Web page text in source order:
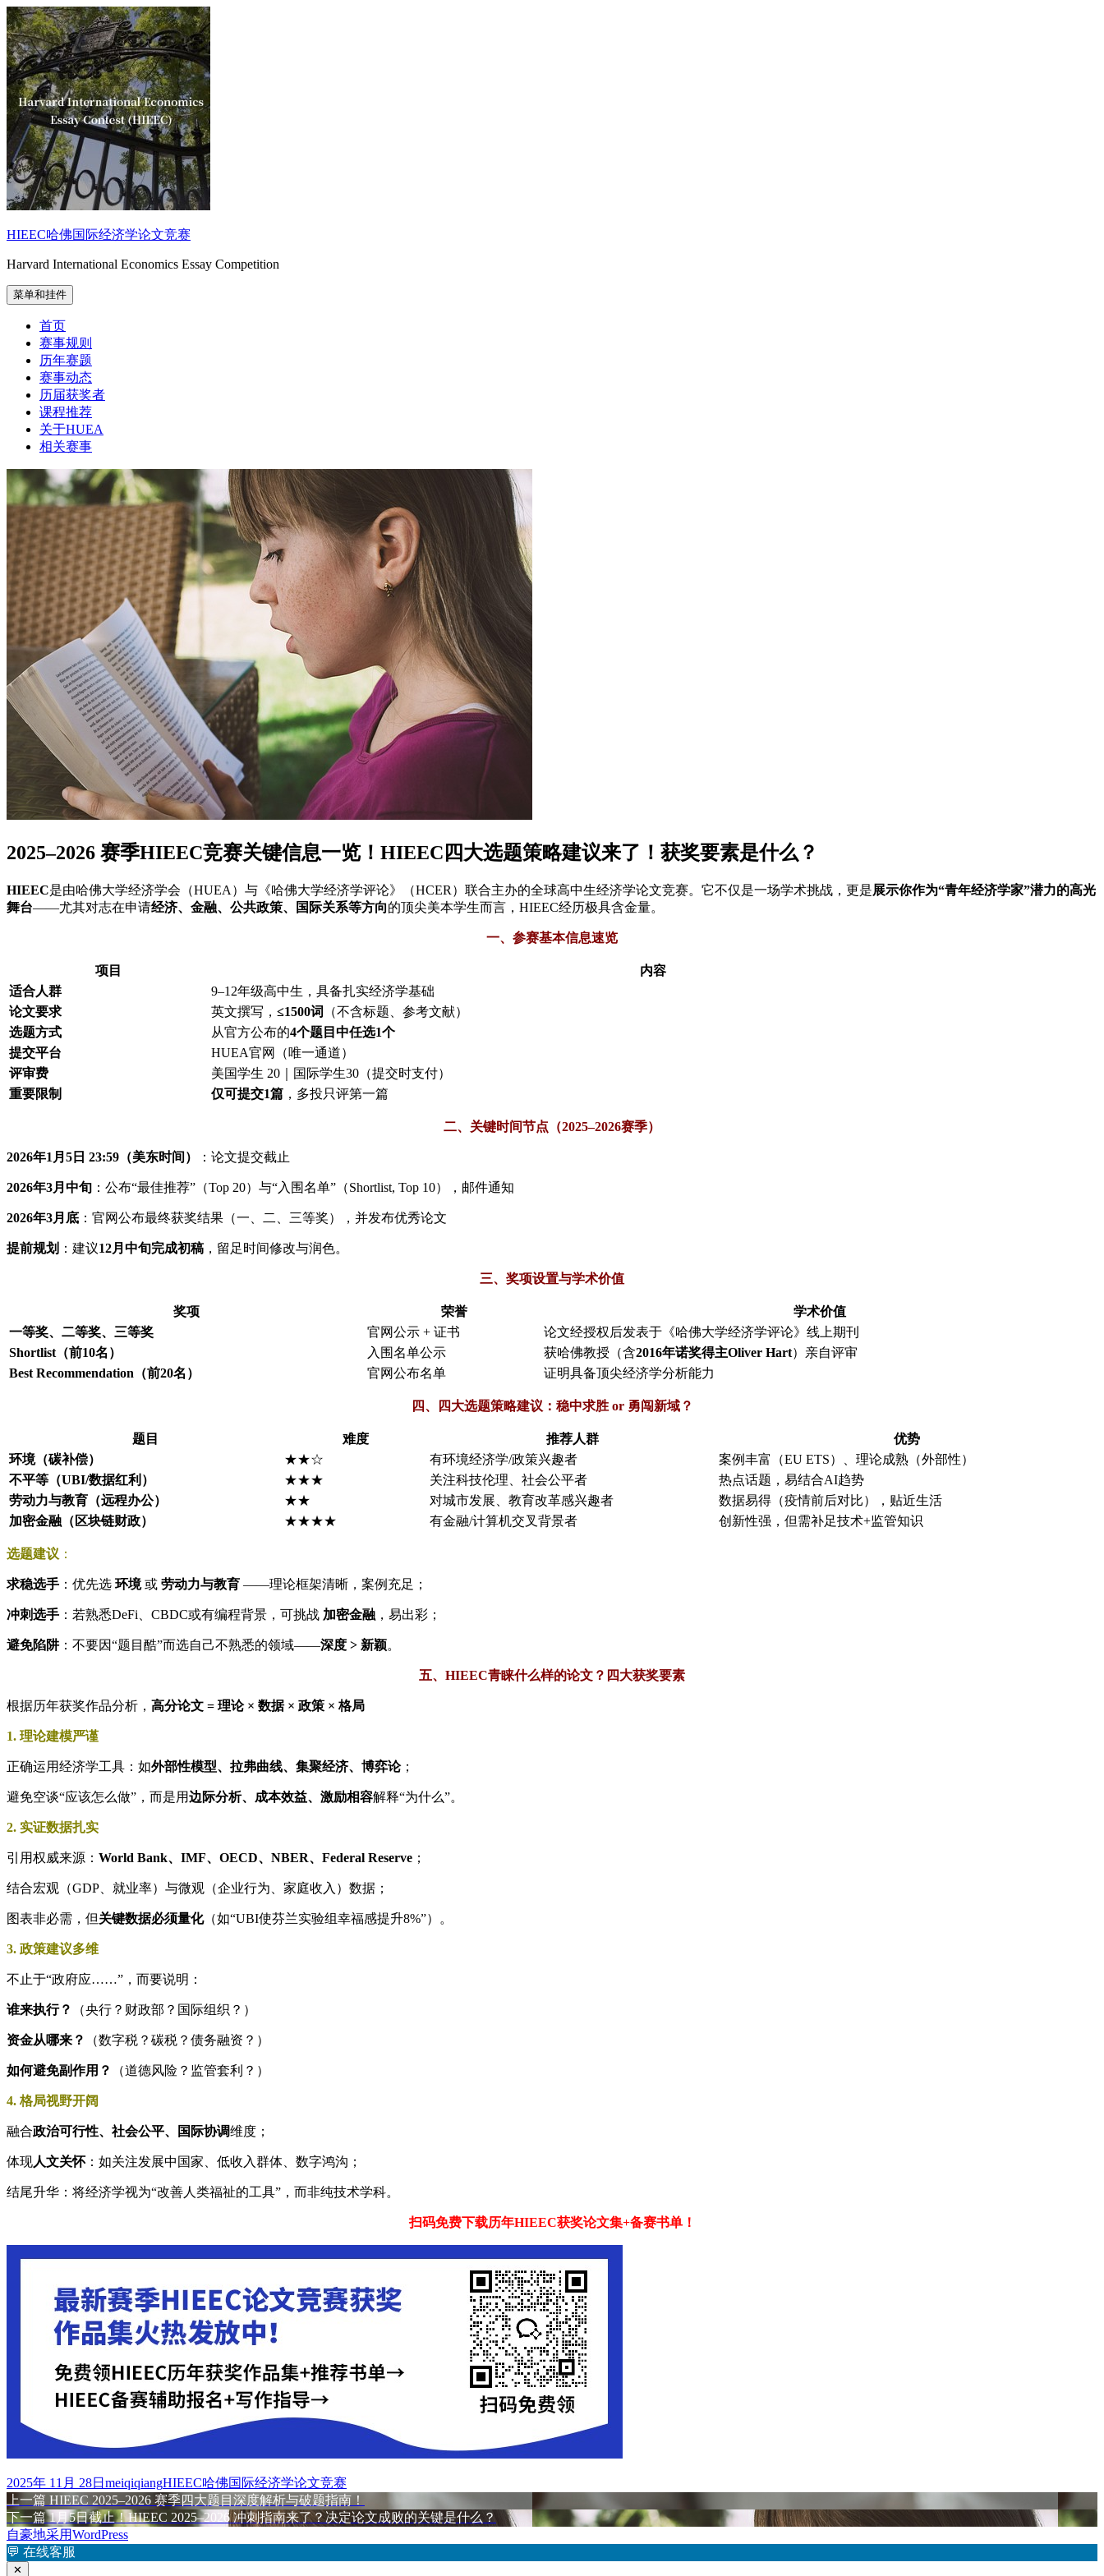
跳
至
内
容
HIEEC哈佛国际经济学论文竞赛
Harvard International Economics Essay Competition
菜单和挂件
首页
赛事规则
历年赛题
赛事动态
历届获奖者
课程推荐
关于HUEA
相关赛事
2025–2026 赛季HIEEC竞赛关键信息一览！HIEEC四大选题策略建议来了！获奖要素是什么？
HIEEC是由哈佛大学经济学会（HUEA）与《哈佛大学经济学评论》（HCER）联合主办的全球高中生经济学论文竞赛。它不仅是一场学术挑战，更是展示你作为“青年经济学家”潜力的高光
舞台——尤其对志在申请经济、金融、公共政策、国际关系等方向的顶尖美本学生而言，HIEEC经历极具含金量。
一、参赛基本信息速览
项目
内容
适合人群
9–12年级高中生，具备扎实经济学基础
论文要求
英文撰写， ≤1500词
（不含标题、参考文献）
选题方式
从官方公布的4个题目中任选1个
提交平台
HUEA官网
（唯一通道）
评审费
美国学生 20 ｜国际学生30（提交时支付）
重要限制
仅可提交1篇 ，多投只评第一篇
二、关键时间节点（2025–2026赛季）
2026年1月5日 23:59（美东时间） ：论文提交截止
2026年3月中旬 ：公布“最佳推荐”（Top 20）与“入围名单”（Shortlist, Top 10），邮件通知
2026年3月底 ：官网公布最终获奖结果（一、二、三等奖），并发布优秀论文
提前规划 ：建议12月中旬完成初稿 ，留足时间修改与润色。
三、奖项设置与学术价值
奖项 荣誉
学术价值
一等奖、二等奖、三等奖
官网公示 + 证书
论文经授权后发表于《哈佛大学经济学评论》线上期刊
Shortlist（前10名）
入围名单公示 获哈佛教授（含2016年诺奖得主Oliver Hart）亲自评审
Best Recommendation（前20名）
官网公布名单 证明具备顶尖经济学分析能力
四、四大选题策略建议：稳中求胜 or 勇闯新域？
题目 难度 推荐人群
优势
环境（碳补偿）
★★☆ 有环境经济学/政策兴趣者
案例丰富（EU ETS）、理论成熟（外部性）
不平等（UBI/数据红利）
★★★ 关注科技伦理、社会公平者
热点话题，易结合AI趋势
劳动力与教育（远程办公）
★★ 对城市发展、教育改革感兴趣者
数据易得（疫情前后对比），贴近生活
加密金融（区块链财政）
★★★★ 有金融/计算机交叉背景者 创新性强，但需补足技术+监管知识
选题建议 ：
求稳选手 ：优先选 环境或 劳动力与教育 ——理论框架清晰，案例充足；
冲刺选手 ：若熟悉DeFi、CBDC或有编程背景，可挑战 加密金融 ，易出彩；
避免陷阱：不要因“题目酷”而选自己不熟悉的领域——深度 > 新颖。
五、HIEEC青睐什么样的论文？四大获奖要素
根据历年获奖作品分析， 高分论文 = 理论 × 数据 × 政策 × 格局
1. 理论建模严谨
正确运用经济学工具：如外部性模型、拉弗曲线、集聚经济、博弈论；
避免空谈“应该怎么做”，而是用边际分析、成本效益、激励相容解释“为什么”。
2. 实证数据扎实
引用权威来源： World Bank、IMF、OECD、NBER、Federal Reserve ；
结合宏观（GDP、就业率）与微观（企业行为、家庭收入）数据；
图表非必需，但关键数据必须量化（如“UBI使芬兰实验组幸福感提升8%”）。
3. 政策建议多维
不止于“政府应……”，而要说明：
谁来执行？ （央行？财政部？国际组织？）
资金从哪来？ （数字税？碳税？债务融资？）
如何避免副作用？ （道德风险？监管套利？）
4. 格局视野开阔
融合政治可行性、社会公平、国际协调维度；
体现人文关怀：如关注发展中国家、低收入群体、数字鸿沟；
结尾升华：将经济学视为“改善人类福祉的工具”，而非纯技术学科。
扫码免费下载历年HIEEC获奖论文集+备赛书单！
发
布
于
2025年 11月 28日 作
者
meiqiqiang标
签
HIEEC哈佛国际经济学论文竞赛
文
章
导
上一篇 上
篇
文
章：
HIEEC 2025–2026 赛季四大题目深度解析与破题指南！
下一篇下
篇
文
1月5日截止！HIEEC 2025–2026 冲刺指南来了？决定论文成败的关键是什么？
自豪地采用WordPress
💬 在线客服
✕